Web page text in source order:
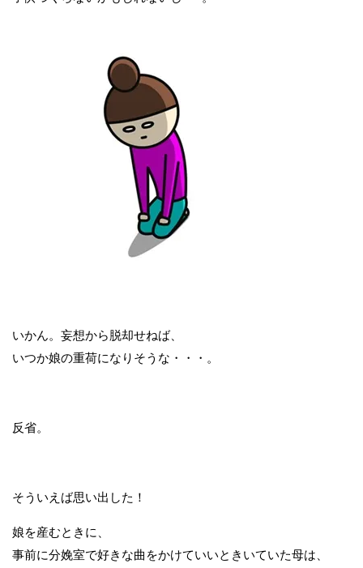
いかん。妄想から脱却せねば、
いつか娘の重荷になりそうな・・・。
反省。
そういえば思い出した！
娘を産むときに、
事前に分娩室で好きな曲をかけていいときいていた母は、